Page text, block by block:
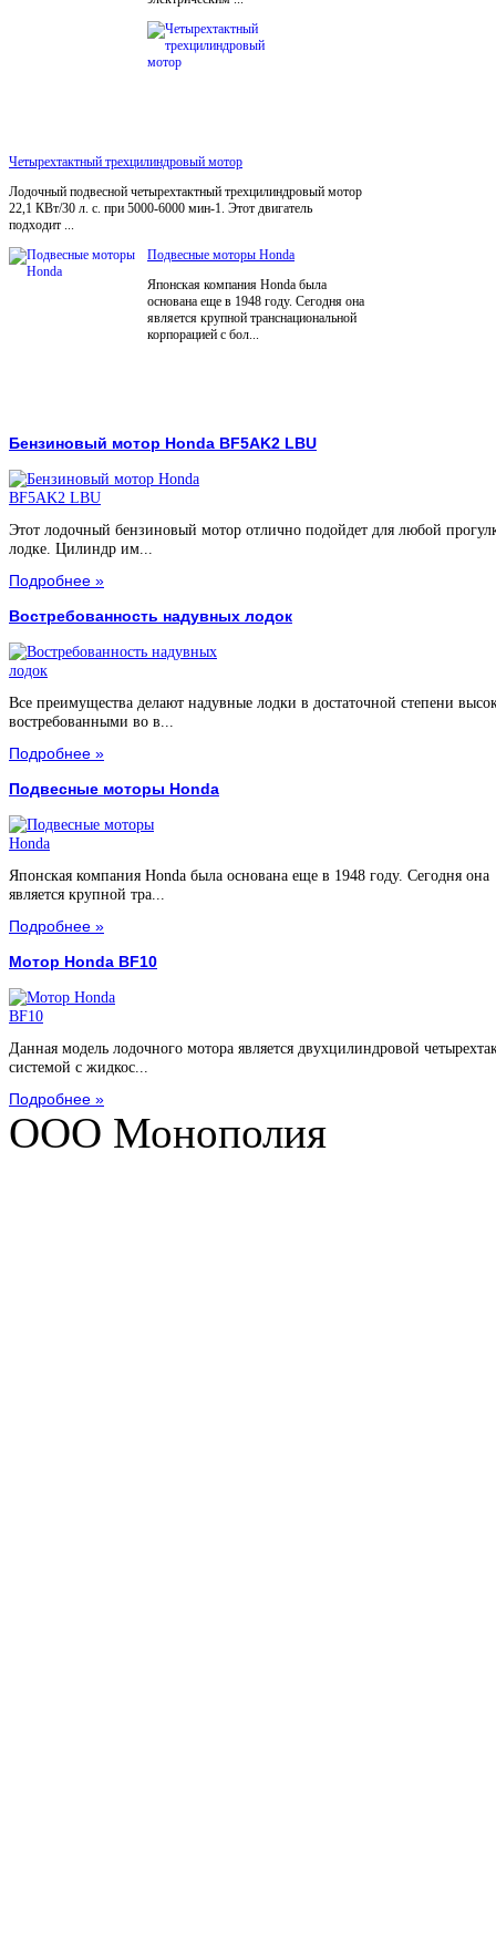
Четырехтактный трехцилиндровый мотор
Лодочный подвесной четырехтактный трехцилиндровый мотор
22,1 КВт/30 л. с. при 5000-6000 мин-1. Этот двигатель
подходит ...
Подвесные моторы Honda
Японская компания Honda была
основана еще в 1948 году. Сегодня она
является крупной транснациональной
корпорацией с бол...
Бензиновый мотор Honda BF5AK2 LBU
Этот лодочный бензиновый мотор отлично подойдет для любой
лодке. Цилиндр им...
Подробнее »
Востребованность надувных лодок
Все преимущества делают надувные лодки в достаточной степени
востребованными во в...
Подробнее »
Подвесные моторы Honda
Японская компания Honda была основана еще в 1948 году. Сегодня она
является крупной тра...
Подробнее »
Мотор Honda BF10
Данная модель лодочного мотора является двухцилиндровой
системой с жидкос...
Подробнее »
ООО Монополия